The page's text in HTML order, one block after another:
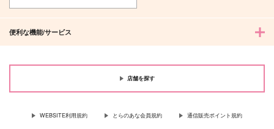
便利な機能/サービス
店舗を探す
WEBSITE利用規約 とらのあな会員規約 通信販売ポイント規約